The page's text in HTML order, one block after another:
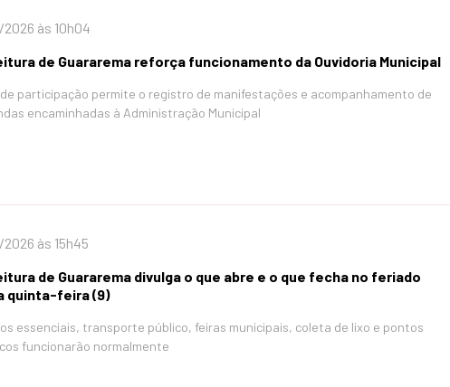
às 10h04
de Guararema reforça funcionamento da Ouvidoria Municipal
participação permite o registro de manifestações e acompanhamento de
encaminhadas à Administração Municipal
às 15h45
de Guararema divulga o que abre e o que fecha no feriado
quinta-feira (9)
essenciais, transporte público, feiras municipais, coleta de lixo e pontos
funcionarão normalmente